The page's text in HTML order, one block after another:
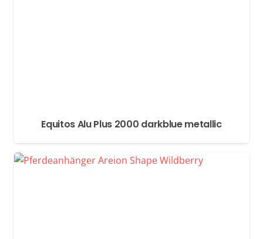
Equitos Alu Plus 2000 darkblue metallic